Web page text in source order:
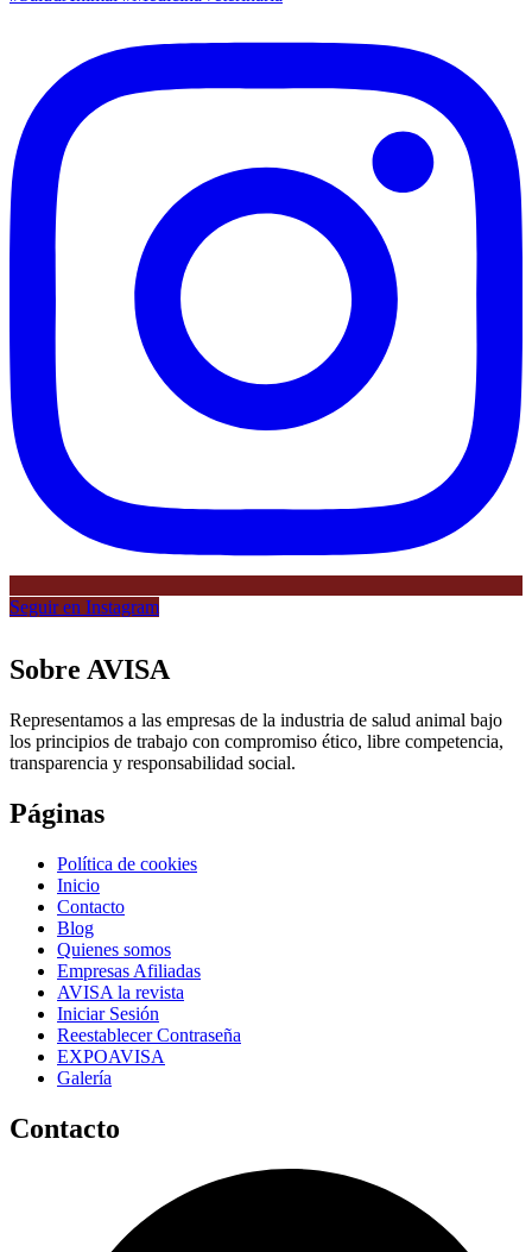
Seguir en Instagram
Sobre AVISA
Representamos a las empresas de la industria de salud animal bajo
los principios de trabajo con compromiso ético, libre competencia,
transparencia y responsabilidad social.
Páginas
Política de cookies
Inicio
Contacto
Blog
Quienes somos
Empresas Afiliadas
AVISA la revista
Iniciar Sesión
Reestablecer Contraseña
EXPOAVISA
Galería
Contacto